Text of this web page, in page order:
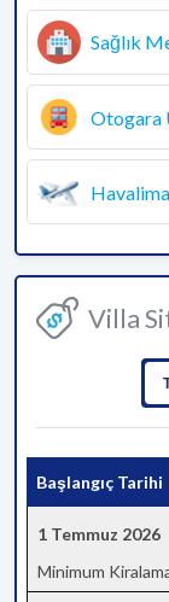
Sağlık
Otogara
Villa
Başlangıç Tarihi
1 Temmuz 2026
Minimum